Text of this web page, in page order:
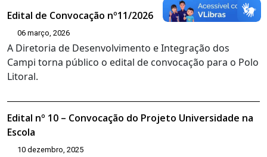
Edital de Convocação nº11/2026
06 março, 2026
A Diretoria de Desenvolvimento e Integração dos
Campi torna público o edital de convocação para o Polo
Litoral.
Edital nº 10 – Convocação do Projeto Universidade na
Escola
10 dezembro, 2025